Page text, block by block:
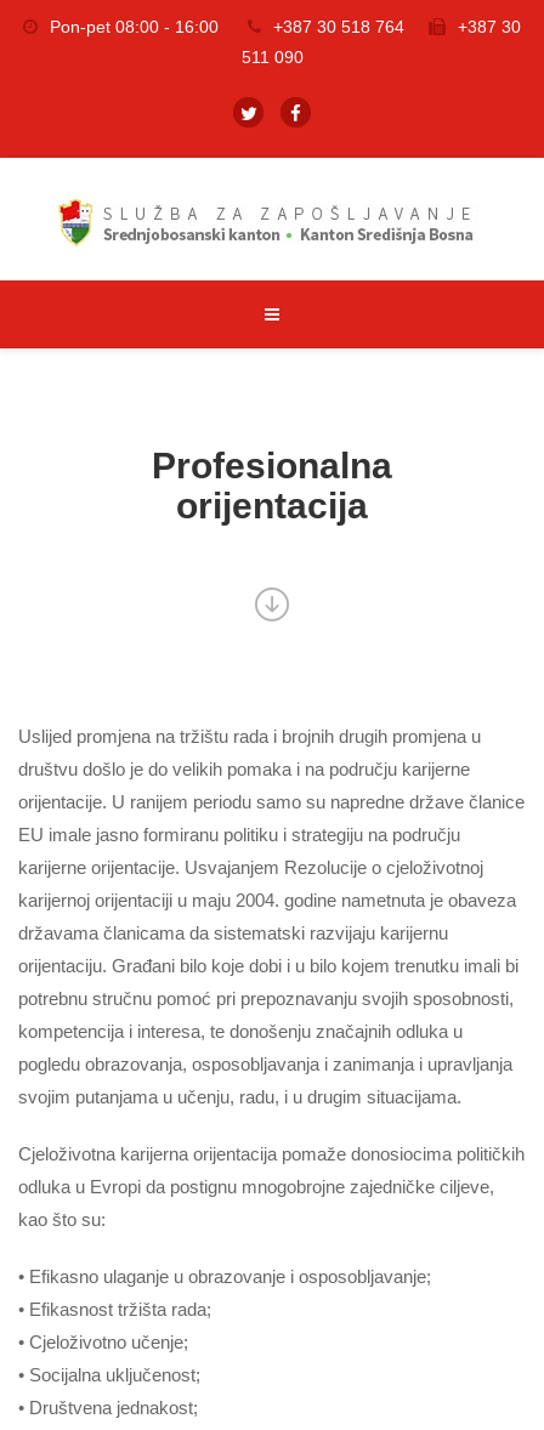
Pon-pet 08:00 - 16:00 +387 30 518 764
+387 30
511 090
Profesionalna
orijentacija
Uslijed promjena na tržištu rada i brojnih drugih promjena u
društvu došlo je do velikih pomaka i na području karijerne
orijentacije. U ranijem periodu samo su napredne države članice
EU imale jasno formiranu politiku i strategiju na području
karijerne orijentacije. Usvajanjem Rezolucije o cjeloživotnoj
karijernoj orijentaciji u maju 2004. godine nametnuta je obaveza
državama članicama da sistematski razvijaju karijernu
orijentaciju. Građani bilo koje dobi i u bilo kojem trenutku imali bi
potrebnu stručnu pomoć pri prepoznavanju svojih sposobnosti,
kompetencija i interesa, te donošenju značajnih odluka u
pogledu obrazovanja, osposobljavanja i zanimanja i upravljanja
svojim putanjama u učenju, radu, i u drugim situacijama.
Cjeloživotna karijerna orijentacija pomaže donosiocima političkih
odluka u Evropi da postignu mnogobrojne zajedničke ciljeve,
kao što su:
• Efikasno ulaganje u obrazovanje i osposobljavanje;
• Efikasnost tržišta rada;
• Cjeloživotno učenje;
• Socijalna uključenost;
• Društvena jednakost;